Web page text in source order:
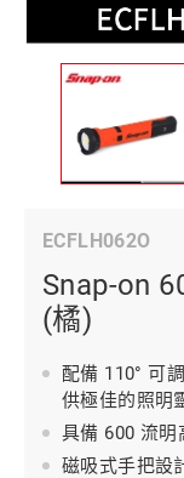
ECFLH062O
Snap-on
(橘)
配備 110° 可
供極佳的照明
具備 600 流明
磁吸式手把設